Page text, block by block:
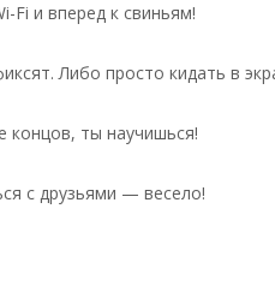
Fi и вперед к свиньям!
Либо просто кидать в
концов, ты научишься!
с друзьями — весело!